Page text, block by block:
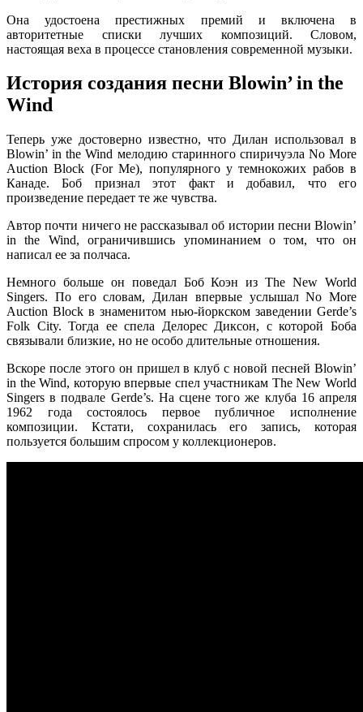
Она удостоена престижных премий и включена в
авторитетные списки лучших композиций. Словом,
настоящая веха в процессе становления современной музыки.
История создания песни Blowin’ in the
Wind
Теперь уже достоверно известно, что Дилан использовал в
Blowin’ in the Wind мелодию старинного спиричуэла No More
Auction Block (For Me), популярного у темнокожих рабов в
Канаде. Боб признал этот факт и добавил, что его
произведение передает те же чувства.
Автор почти ничего не рассказывал об истории песни Blowin’
in the Wind, ограничившись упоминанием о том, что он
написал ее за полчаса.
Немного больше он поведал Боб Коэн из The New World
Singers. По его словам, Дилан впервые услышал No More
Auction Block в знаменитом нью-йоркском заведении Gerde’s
Folk City. Тогда ее спела Делорес Диксон, с которой Боба
связывали близкие, но не особо длительные отношения.
Вскоре после этого он пришел в клуб с новой песней Blowin’
in the Wind, которую впервые спел участникам The New World
Singers в подвале Gerde’s. На сцене того же клуба 16 апреля
1962 года состоялось первое публичное исполнение
композиции. Кстати, сохранилась его запись, которая
пользуется большим спросом у коллекционеров.